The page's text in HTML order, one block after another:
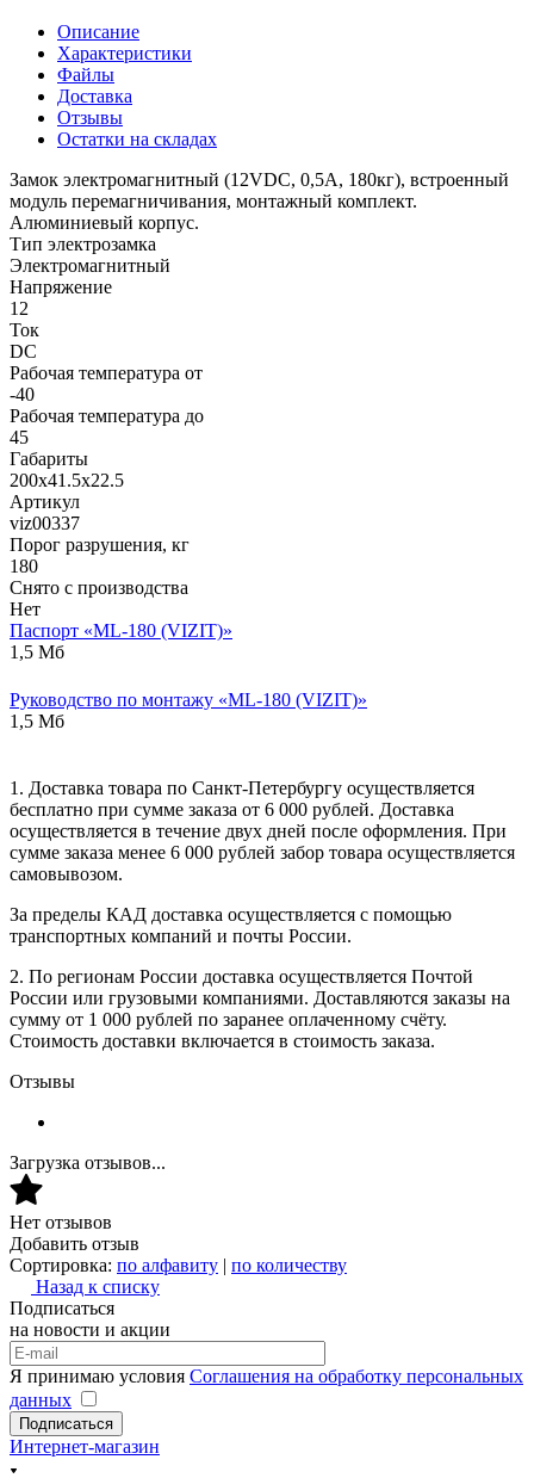
Описание
Характеристики
Файлы
Доставка
Отзывы
Остатки на складах
Замок электромагнитный (12VDC, 0,5А, 180кг), встроенный
модуль перемагничивания, монтажный комплект.
Алюминиевый корпус.
Тип электрозамка
Электромагнитный
Напряжение
12
Ток
DC
Рабочая температура от
-40
Рабочая температура до
45
Габариты
200х41.5х22.5
Артикул
viz00337
Порог разрушения, кг
180
Снято с производства
Нет
Паспорт «ML-180 (VIZIT)»
1,5 Мб
Руководство по монтажу «ML-180 (VIZIT)»
1,5 Мб
1. Доставка товара по Санкт-Петербургу осуществляется
бесплатно при сумме заказа от 6 000 рублей. Доставка
осуществляется в течение двух дней после оформления. При
сумме заказа менее 6 000 рублей забор товара осуществляется
самовывозом.
За пределы КАД доставка осуществляется с помощью
транспортных компаний и почты России.
2. По регионам России доставка осуществляется Почтой
России или грузовыми компаниями. Доставляются заказы на
сумму от 1 000 рублей по заранее оплаченному счёту.
Стоимость доставки включается в стоимость заказа.
Отзывы
Загрузка отзывов...
Нет отзывов
Добавить отзыв
Сортировка: по алфавиту | по количеству
Назад к списку
Подписаться
на новости и акции
Я принимаю условия Соглашения на обработку персональных
данных
Подписаться
Интернет-магазин